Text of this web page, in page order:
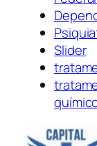
Slider